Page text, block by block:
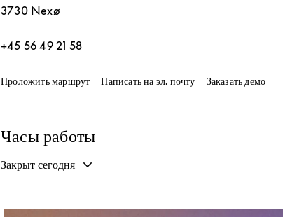
3730 Nexø
+45 56 49 21 58
Проложить маршрутLink Opens in New Tab
Написать на эл. почту Заказать демо
Часы работы
Закрыт сегодня